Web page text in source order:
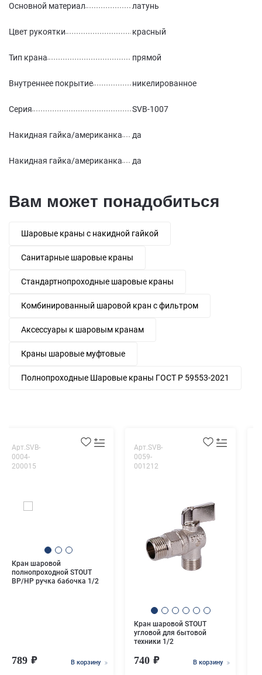
Основной материал латунь
Цвет рукоятки красный
Тип крана прямой
Внутреннее покрытие никелированное
Серия SVB-1007
Накидная гайка/американка да
Накидная гайка/американка да
Вам может понадобиться
Шаровые краны с накидной гайкой
Санитарные шаровые краны
Стандартнопроходные шаровые краны
Комбинированный шаровой кран с фильтром
Аксессуары к шаровым кранам
Краны шаровые муфтовые
Полнопроходные Шаровые краны ГОСТ Р 59553-2021
Арт.SVB-
0004-
200015
Кран шаровой
полнопроходной STOUT
ВР/НР ручка бабочка 1/2
789 В корзину
Арт.SVB-
0059-
001212
Кран шаровой STOUT
угловой для бытовой
техники 1/2
740 В корзину